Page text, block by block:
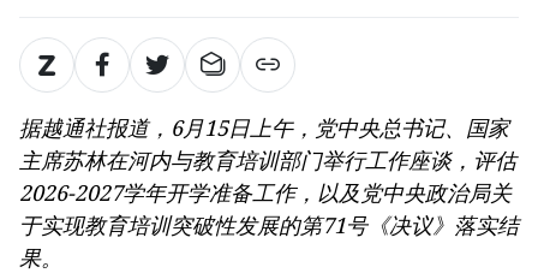
据越通社报道，6月15日上午，党中央总书记、国家
主席苏林在河内与教育培训部门举行工作座谈，评估
2026-2027学年开学准备工作，以及党中央政治局关
于实现教育培训突破性发展的第71号《决议》落实结
果。